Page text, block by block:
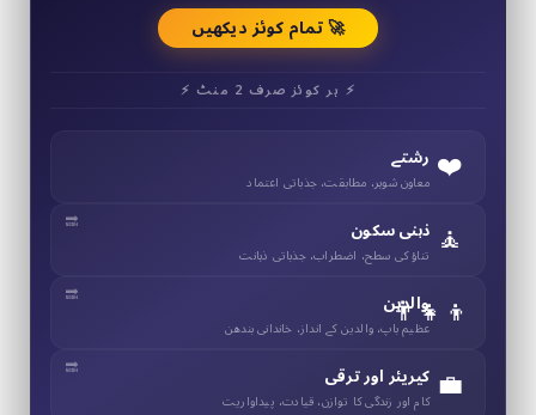
🚀 تمام کوئز دیکھیں
⚡ ہر کوئز صرف 2 منٹ ⚡
❤️ رشتے
معاون شوہر، مطابقت، جذباتی اعتماد
🧘 ذہنی سکون
تناؤ کی سطح، اضطراب، جذباتی ذہانت
👨‍👧‍👦
والدین
عظیم باپ، والدین کے انداز، خاندانی بندھن
💼 کیریئر اور ترقی
کام اور زندگی کا توازن، قیادت، پیداواریت